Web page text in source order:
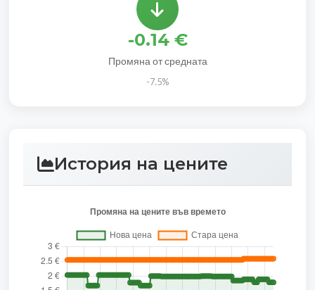
-0.14 €
Промяна от средната
-7.5%
История на цените